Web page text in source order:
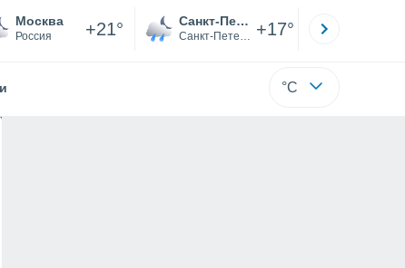
Москва
Россия +21° Санкт-Петербург
Санкт-Петербург +17°
°C